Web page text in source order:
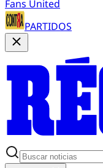
Fans United
PARTIDOS